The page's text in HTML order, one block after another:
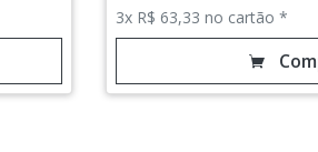
3x R$ 63,33 no cartão *